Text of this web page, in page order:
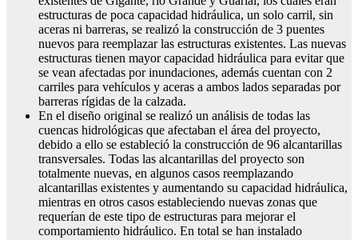
estructuras de poca capacidad hidráulica, un solo carril, sin
aceras ni barreras, se realizó la construcción de 3 puentes
nuevos para reemplazar las estructuras existentes. Las nuevas
estructuras tienen mayor capacidad hidráulica para evitar que
se vean afectadas por inundaciones, además cuentan con 2
carriles para vehículos y aceras a ambos lados separadas por
barreras rígidas de la calzada.
En el diseño original se realizó un análisis de todas las
cuencas hidrológicas que afectaban el área del proyecto,
debido a ello se estableció la construcción de 96 alcantarillas
transversales. Todas las alcantarillas del proyecto son
totalmente nuevas, en algunos casos reemplazando
alcantarillas existentes y aumentando su capacidad hidráulica,
mientras en otros casos estableciendo nuevas zonas que
requerían de este tipo de estructuras para mejorar el
comportamiento hidráulico. En total se han instalado